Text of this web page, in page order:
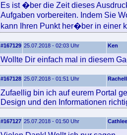
Es ist �ber die Zeit dieses
Aufgaben vorbereiten. Indem Sie
kann Ihren Punkt her�ber in einer
#167129 25.07.2018 - 02:03 Uhr Ken
Wollte Dir einfach mal in diesem
#167128 25.07.2018 - 01:51 Uhr
Zufaellig bin ich auf eurem Portal
Design und den Informationen
#167127 25.07.2018 - 01:50 Uhr